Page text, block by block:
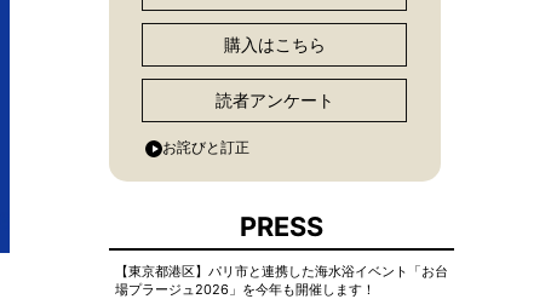
購入はこちら
読者アンケート
お詫びと訂正
PRESS
【東京都港区】パリ市と連携した海水浴イベント「お台
場プラージュ2026」を今年も開催します！